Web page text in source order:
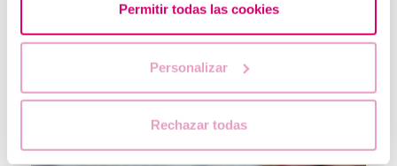
Permitir todas las cookies
Personalizar
Rechazar todas